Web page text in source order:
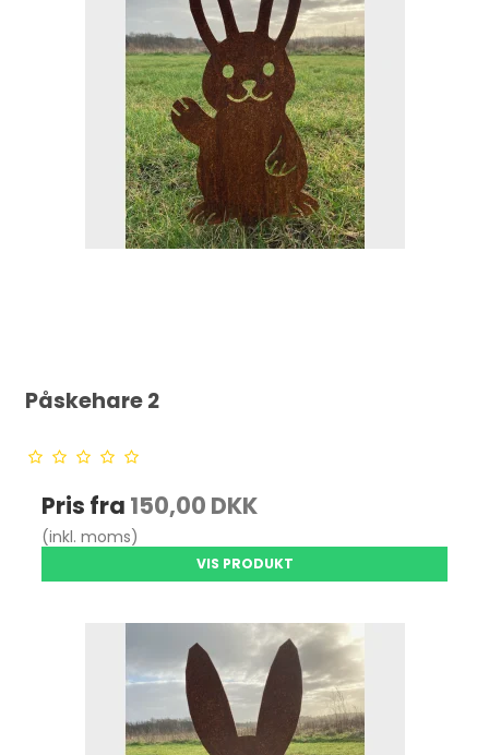
Påskehare 2
Pris fra 150,00 DKK
(inkl. moms)
VIS PRODUKT